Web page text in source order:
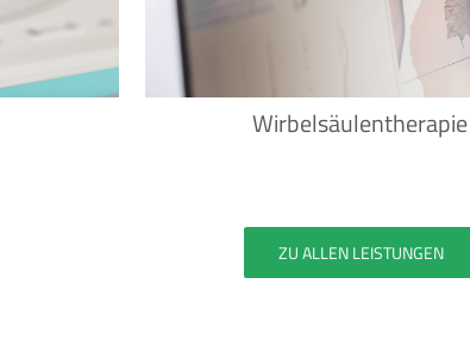
Wirbelsäulentherapie
ZU ALLEN LEISTUNGEN